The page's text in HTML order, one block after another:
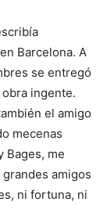
Barcelona. A
se entregó
ingente.
el amigo
mecenas
Bages, me
amigos
ni fortuna, ni